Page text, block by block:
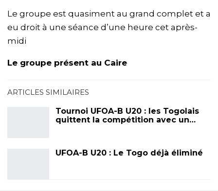
Le groupe est quasiment au grand complet et a
eu droit à une séance d’une heure cet après-
midi
Le groupe présent au Caire
ARTICLES SIMILAIRES
Tournoi UFOA-B U20 : les Togolais
quittent la compétition avec un…
UFOA-B U20 : Le Togo déjà éliminé